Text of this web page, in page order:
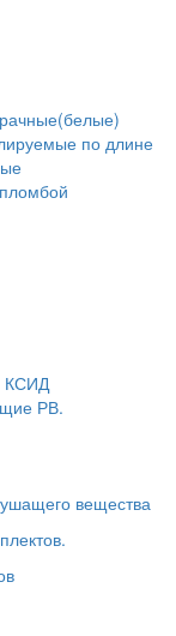
по длине
КСИД
РВ.
вещества